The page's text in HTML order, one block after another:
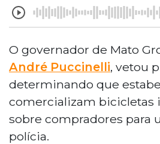
O governador de Mato
André Puccinelli, vetou
determinando que
comercializam bicicletas
sobre compradores para
polícia.